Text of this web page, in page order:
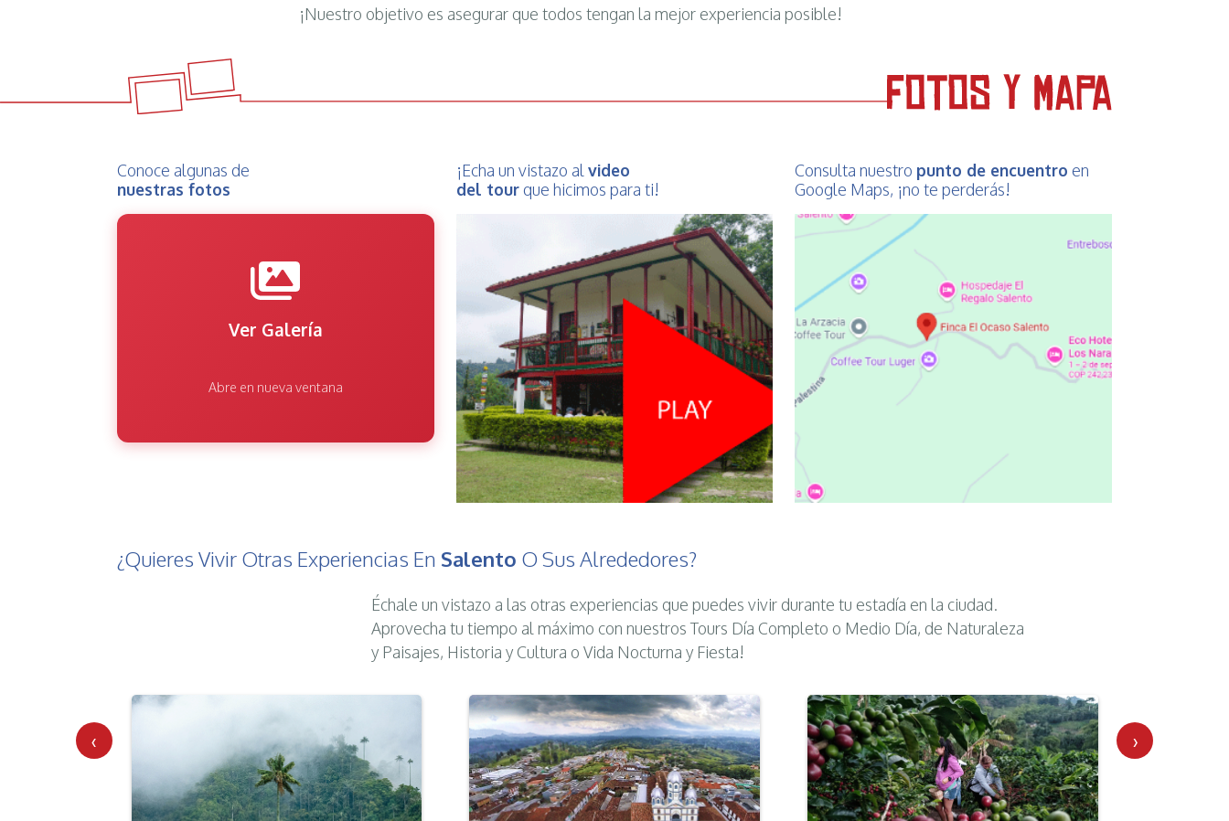
¡Nuestro objetivo es asegurar que todos tengan la mejor experiencia posible!
Conoce algunas de
nuestras fotos
Ver Galería
Abre en nueva ventana
¡Echa un vistazo al video
del tourque hicimos para ti!
Consulta nuestro punto de encuentro en
Google Maps, ¡no te perderás!
¿Quieres Vivir Otras Experiencias En Salento O Sus Alrededores?
Échale un vistazo a las otras experiencias que puedes vivir durante tu estadía en la ciudad.
Aprovecha tu tiempo al máximo con nuestros Tours Día Completo o Medio Día, de Naturaleza
y Paisajes, Historia y Cultura o Vida Nocturna y Fiesta!
‹ ›